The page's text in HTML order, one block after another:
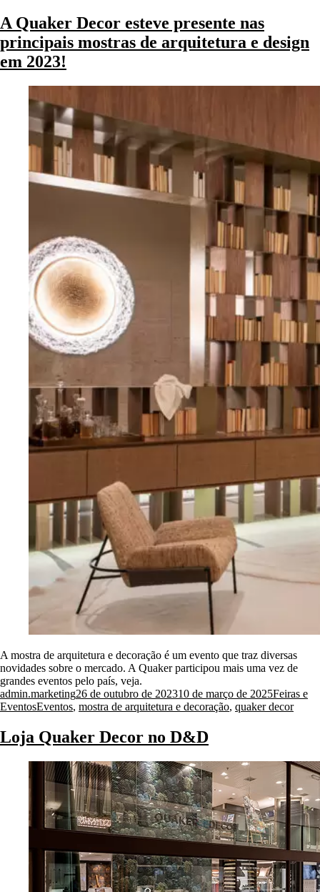
A Quaker Decor esteve presente nas
principais mostras de arquitetura e design
em 2023!
A mostra de arquitetura e decoração é um evento que traz diversas
novidades sobre o mercado. A Quaker participou mais uma vez de
grandes eventos pelo país, veja.
Posted
by
admin.marketing26 de outubro de 202310 de março de 2025Posted
in
Feiras e
EventosTags:
Eventos, mostra de arquitetura e decoração, quaker decor
Loja Quaker Decor no D&D